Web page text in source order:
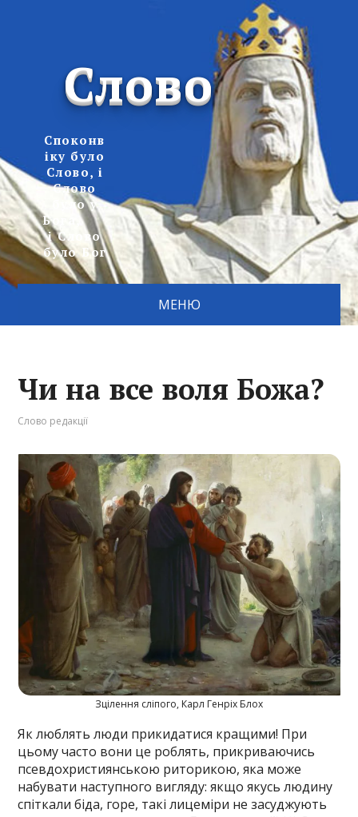
Слово
Споконв
іку було
Слово, і
Слово
було у
Бога,
і Слово
було Бог
МЕНЮ
Чи на все воля Божа?
Слово редакції
Зцілення сліпого, Карл Генріх Блох
Як люблять люди прикидатися кращими! При
цьому часто вони це роблять, прикриваючись
псевдохристиянською риторикою, яка може
набувати наступного вигляду: якщо якусь людину
спіткали біда, горе, такі лицеміри не засуджують